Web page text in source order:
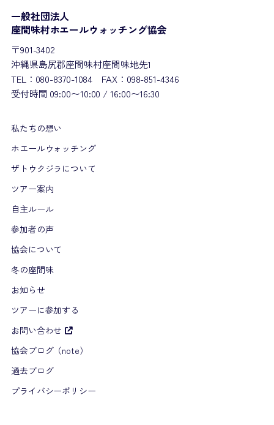
一般社団法人
座間味村ホエールウォッチング協会
〒901-3402
沖縄県島尻郡座間味村座間味地先1
TEL：080-8370-1084 FAX：098-851-4346
受付時間 09:00〜10:00 / 16:00〜16:30
私たちの想い
ホエールウォッチング
ザトウクジラについて
ツアー案内
自主ルール
参加者の声
協会について
冬の座間味
お知らせ
ツアーに参加する
お問い合わせ
協会ブログ（note）
過去ブログ
プライバシーポリシー